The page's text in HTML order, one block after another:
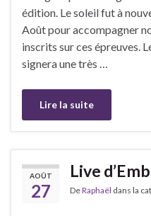
édition. Le soleil fut à
Août pour accompagner
inscrits sur ces épreuves.
signera une très …
Lire la suite
AOÛT
27
Live
DeRaphaël dans la